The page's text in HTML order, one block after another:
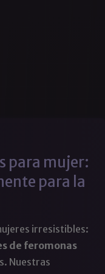
para mujer:
para la
irresistibles:
de feromonas
Nuestras